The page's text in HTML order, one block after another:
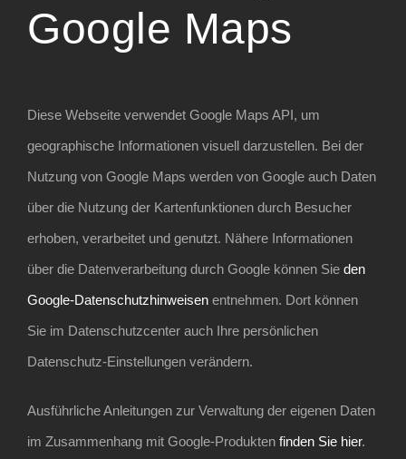
Google Maps
Diese Webseite verwendet Google Maps API, um
geographische Informationen visuell darzustellen. Bei der
Nutzung von Google Maps werden von Google auch Daten
über die Nutzung der Kartenfunktionen durch Besucher
erhoben, verarbeitet und genutzt. Nähere Informationen
über die Datenverarbeitung durch Google können Sie den
Google-Datenschutzhinweisen entnehmen. Dort können
Sie im Datenschutzcenter auch Ihre persönlichen
Datenschutz-Einstellungen verändern.
Ausführliche Anleitungen zur Verwaltung der eigenen Daten
im Zusammenhang mit Google-Produkten finden Sie hier.